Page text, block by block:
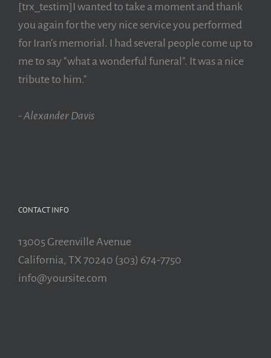
[trx_testim]I wanted to take a moment and thank
you again for the very nice service you performed
for Iran's memorial. I had several people come up to
me to say "what a wonderful funeral". It was a nice
tribute to him."
- Alexander Davis
CONTACT INFO
13005 Greenville Avenue
California, TX 70240 (303) 674-7750
info@yoursite.com